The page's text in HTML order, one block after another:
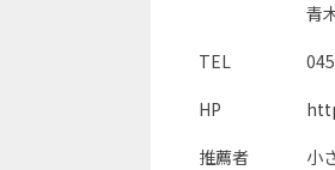
青
TEL
HP
推薦者
小